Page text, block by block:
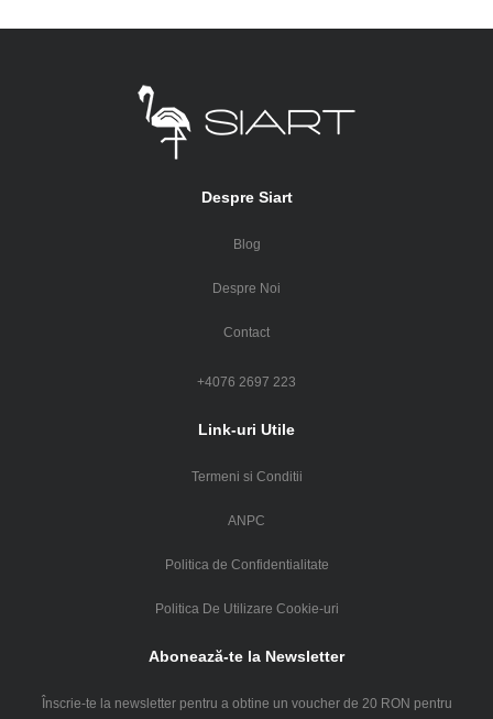
Despre Siart
Blog
Despre Noi
Contact
+4076 2697 223
Link-uri Utile
Termeni si Conditii
ANPC
Politica de Confidentialitate
Politica De Utilizare Cookie-uri
Abonează-te la Newsletter
Înscrie-te la newsletter pentru a obtine un voucher de 20 RON pentru